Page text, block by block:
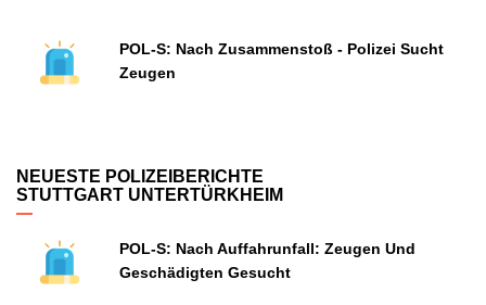
POL-S: Nach Zusammenstoß - Polizei Sucht
Zeugen
NEUESTE POLIZEIBERICHTE
STUTTGART UNTERTÜRKHEIM
POL-S: Nach Auffahrunfall: Zeugen Und
Geschädigten Gesucht